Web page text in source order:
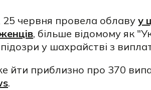
25 червня провела облаву у
, більше відомому як
у шахрайстві з
йти приблизно про 370
.